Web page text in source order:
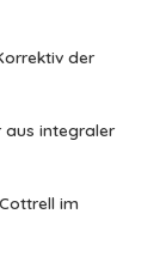
der
aus integraler
im